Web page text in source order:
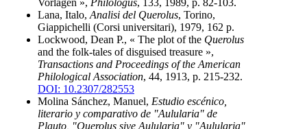
Vorlagen », Philologus, 133, 1989, p. 82-103.
Lana, Italo, Analisi del Querolus, Torino,
Giappichelli (Corsi universitari), 1979, 162 p.
Lockwood, Dean P., « The plot of the Querolus
and the folk-tales of disguised treasure »,
Transactions and Proceedings of the American
Philological Association, 44, 1913, p. 215-232.
DOI: 10.2307/282553
Molina Sánchez, Manuel, Estudio escénico,
literario y comparativo de "Aulularia" de
Plauto, "Querolus sive Aulularia" y "Aulularia"